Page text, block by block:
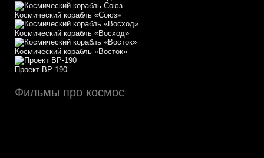
Космический корабль «Союз»
Космический корабль «Восход»
Космический корабль «Восток»
Проект ВР-190
Фильмы про космос